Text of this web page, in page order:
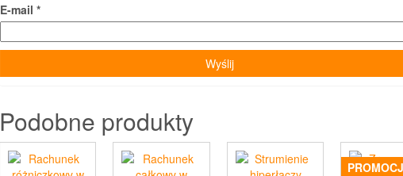
E-mail *
Podobne produkty